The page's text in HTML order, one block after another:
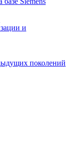
и
поколений